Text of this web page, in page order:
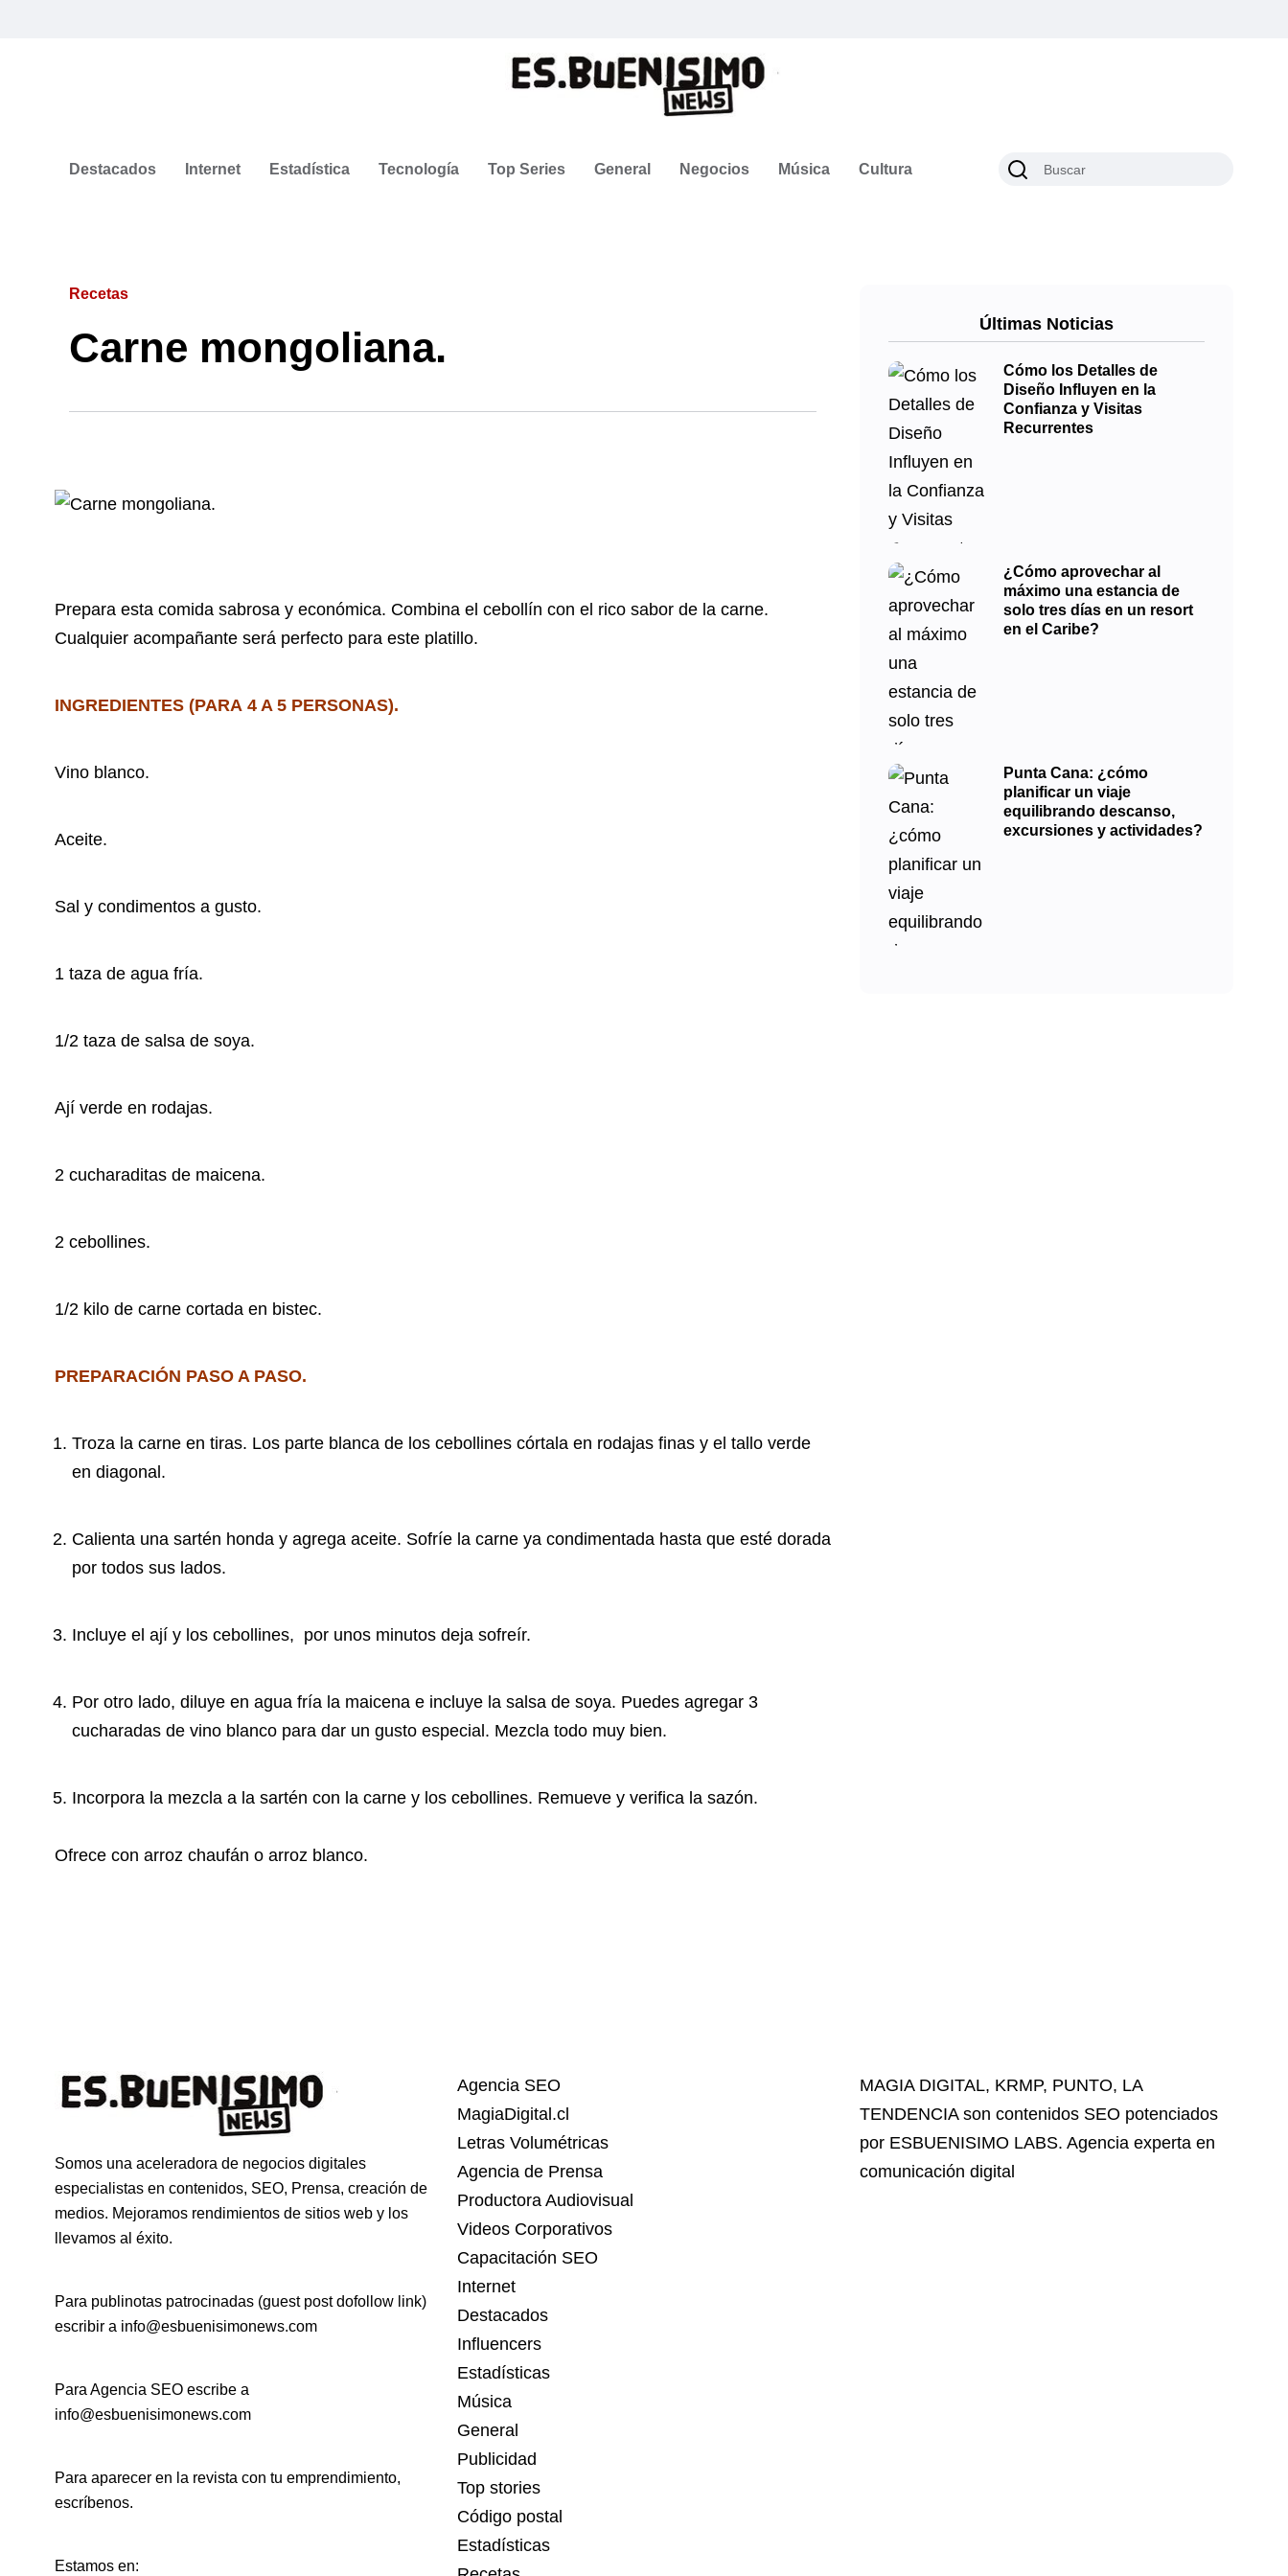
Destacados Internet Estadística Tecnología Top Series General Negocios Música Cultura
Recetas
Carne mongoliana.
Prepara esta comida sabrosa y económica. Combina el cebollín con el rico sabor de la carne.
Cualquier acompañante será perfecto para este platillo.
INGREDIENTES (PARA 4 A 5 PERSONAS).
Vino blanco.
Aceite.
Sal y condimentos a gusto.
1 taza de agua fría.
1/2 taza de salsa de soya.
Ají verde en rodajas.
2 cucharaditas de maicena.
2 cebollines.
1/2 kilo de carne cortada en bistec.
PREPARACIÓN PASO A PASO.
Troza la carne en tiras. Los parte blanca de los cebollines córtala en rodajas finas y el tallo verde
en diagonal.
Calienta una sartén honda y agrega aceite. Sofríe la carne ya condimentada hasta que esté dorada
por todos sus lados.
Incluye el ají y los cebollines, por unos minutos deja sofreír.
Por otro lado, diluye en agua fría la maicena e incluye la salsa de soya. Puedes agregar 3
cucharadas de vino blanco para dar un gusto especial. Mezcla todo muy bien.
Incorpora la mezcla a la sartén con la carne y los cebollines. Remueve y verifica la sazón.
Ofrece con arroz chaufán o arroz blanco.
Últimas Noticias
Cómo los Detalles de
Diseño Influyen en la
Confianza y Visitas
Recurrentes
¿Cómo aprovechar al
máximo una estancia de
solo tres días en un resort
en el Caribe?
Punta Cana: ¿cómo
planificar un viaje
equilibrando descanso,
excursiones y actividades?
Somos una aceleradora de negocios digitales
especialistas en contenidos, SEO, Prensa, creación de
medios. Mejoramos rendimientos de sitios web y los
llevamos al éxito.
Para publinotas patrocinadas (guest post dofollow link)
escribir a info@esbuenisimonews.com
Para Agencia SEO escribe a
info@esbuenisimonews.com
Para aparecer en la revista con tu emprendimiento,
escríbenos.
Estamos en:
Agencia SEO
MagiaDigital.cl
Letras Volumétricas
Agencia de Prensa
Productora Audiovisual
Videos Corporativos
Capacitación SEO
Internet
Destacados
Influencers
Estadísticas
Música
General
Publicidad
Top stories
Código postal
Estadísticas
MAGIA DIGITAL, KRMP, PUNTO, LA
TENDENCIAson contenidos SEO potenciados
por ESBUENISIMO LABS. Agencia experta en
comunicación digital